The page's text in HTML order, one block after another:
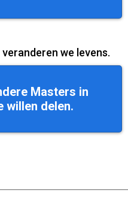
we levens.
Masters in
willen delen.